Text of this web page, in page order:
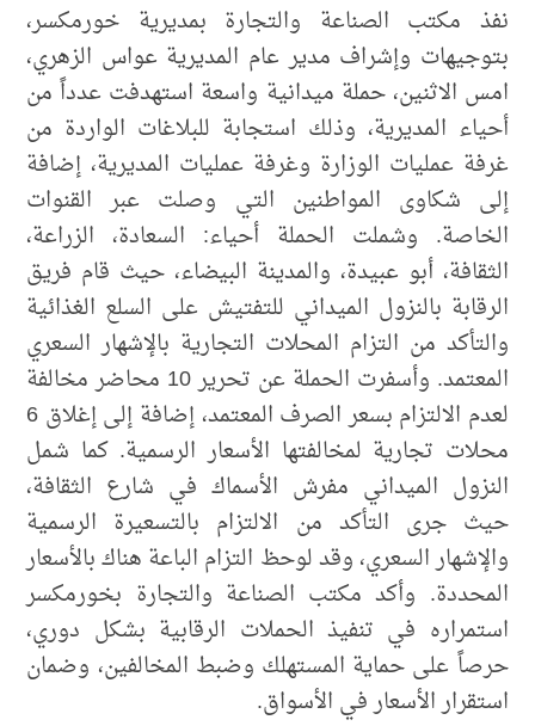
نفذ مكتب الصناعة والتجارة بمديرية خورمكسر،
بتوجيهات وإشراف مدير عام المديرية عواس الزهري،
امس الاثنين، حملة ميدانية واسعة استهدفت عدداً من
أحياء المديرية، وذلك استجابة للبلاغات الواردة من
غرفة عمليات الوزارة وغرفة عمليات المديرية، إضافة
إلى شكاوى المواطنين التي وصلت عبر القنوات
الخاصة. وشملت الحملة أحياء: السعادة، الزراعة،
الثقافة، أبو عبيدة، والمدينة البيضاء، حيث قام فريق
الرقابة بالنزول الميداني للتفتيش على السلع الغذائية
والتأكد من التزام المحلات التجارية بالإشهار السعري
المعتمد. وأسفرت الحملة عن تحرير 10 محاضر مخالفة
لعدم الالتزام بسعر الصرف المعتمد، إضافة إلى إغلاق 6
محلات تجارية لمخالفتها الأسعار الرسمية. كما شمل
النزول الميداني مفرش الأسماك في شارع الثقافة،
حيث جرى التأكد من الالتزام بالتسعيرة الرسمية
والإشهار السعري، وقد لوحظ التزام الباعة هناك بالأسعار
المحددة. وأكد مكتب الصناعة والتجارة بخورمكسر
استمراره في تنفيذ الحملات الرقابية بشكل دوري،
حرصاً على حماية المستهلك وضبط المخالفين، وضمان
استقرار الأسعار في الأسواق.